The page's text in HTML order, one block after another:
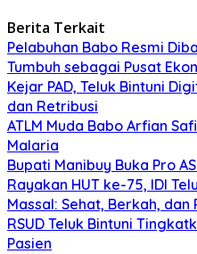
Berita Terkait
Pelabuhan Babo Resmi
Tumbuh sebagai Pusat
Kejar PAD, Teluk Bintuni
dan Retribusi
ATLM Muda Babo Arfian
Malaria
Bupati Manibuy Buka Pro
Rayakan HUT ke-75, IDI
Massal: Sehat, Berkah, dan
RSUD Teluk Bintuni
Pasien